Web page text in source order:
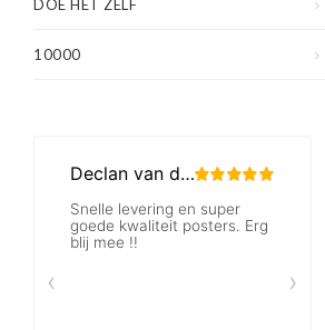
DOE HET ZELF
10000